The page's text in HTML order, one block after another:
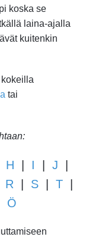
koska se
laina-ajalla
kuitenkin
tai
H | I | J |
R | S | T |
Ö